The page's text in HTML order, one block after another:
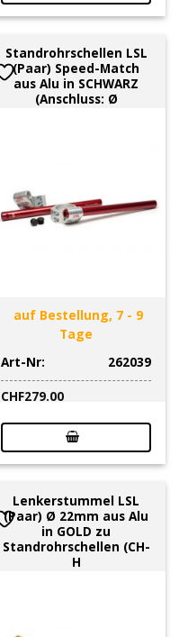
Standrohrschellen LSL
(Paar) Speed-Match
aus Alu in SCHWARZ
(Anschluss: Ø
auf Bestellung, 7 - 9
Tage
Art-Nr:
262039
CHF279.00
Lenkerstummel LSL
(Paar) Ø 22mm aus Alu
in GOLD zu
Standrohrschellen (CH-
H